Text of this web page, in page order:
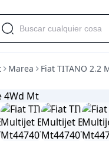
Marea Fiat TITANO 2.2